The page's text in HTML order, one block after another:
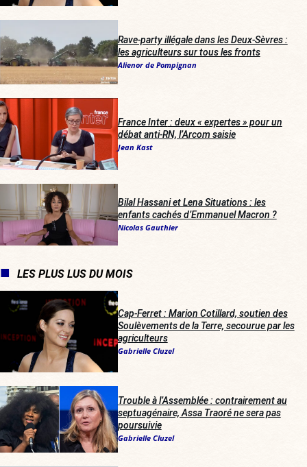
Rave-party illégale dans les Deux-Sèvres :
les agriculteurs sur tous les fronts
Alienor de Pompignan
France Inter: deux « expertes » pour un
débat anti-RN, l’Arcom saisie
Jean Kast
Bilal Hassani et Lena Situations : les
enfants cachés d’Emmanuel Macron ?
Nicolas Gauthier
LES PLUS LUS DU MOIS
Cap-Ferret : Marion Cotillard, soutien des
Soulèvements de la Terre, secourue par les
agriculteurs
Gabrielle Cluzel
Trouble à l’Assemblée : contrairement au
septuagénaire, Assa Traoré ne sera pas
poursuivie
Gabrielle Cluzel